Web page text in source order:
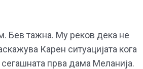
Бев тажна. Му реков дека не
Карен ситуацијата кога
прва дама Меланија.